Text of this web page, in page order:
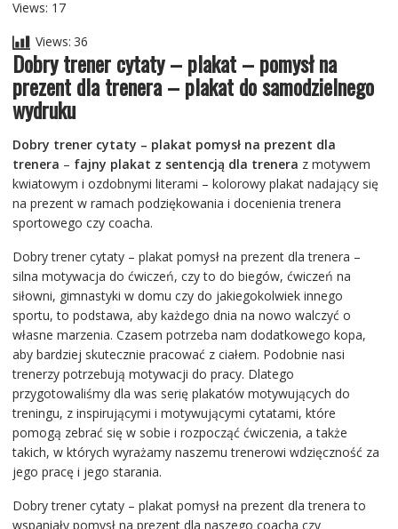
Views: 17
Views: 36
Dobry trener cytaty – plakat – pomysł na
prezent dla trenera – plakat do samodzielnego
wydruku
Dobry trener cytaty – plakat pomysł na prezent dla
trenera – fajny plakat z sentencją dla trenera z motywem
kwiatowym i ozdobnymi literami – kolorowy plakat nadający się
na prezent w ramach podziękowania i docenienia trenera
sportowego czy coacha.
Dobry trener cytaty – plakat pomysł na prezent dla trenera –
silna motywacja do ćwiczeń, czy to do biegów, ćwiczeń na
siłowni, gimnastyki w domu czy do jakiegokolwiek innego
sportu, to podstawa, aby każdego dnia na nowo walczyć o
własne marzenia. Czasem potrzeba nam dodatkowego kopa,
aby bardziej skutecznie pracować z ciałem. Podobnie nasi
trenerzy potrzebują motywacji do pracy. Dlatego
przygotowaliśmy dla was serię plakatów motywujących do
treningu, z inspirującymi i motywującymi cytatami, które
pomogą zebrać się w sobie i rozpocząć ćwiczenia, a także
takich, w których wyrażamy naszemu trenerowi wdzięczność za
jego pracę i jego starania.
Dobry trener cytaty – plakat pomysł na prezent dla trenera to
wspaniały pomysł na prezent dla naszego coacha czy